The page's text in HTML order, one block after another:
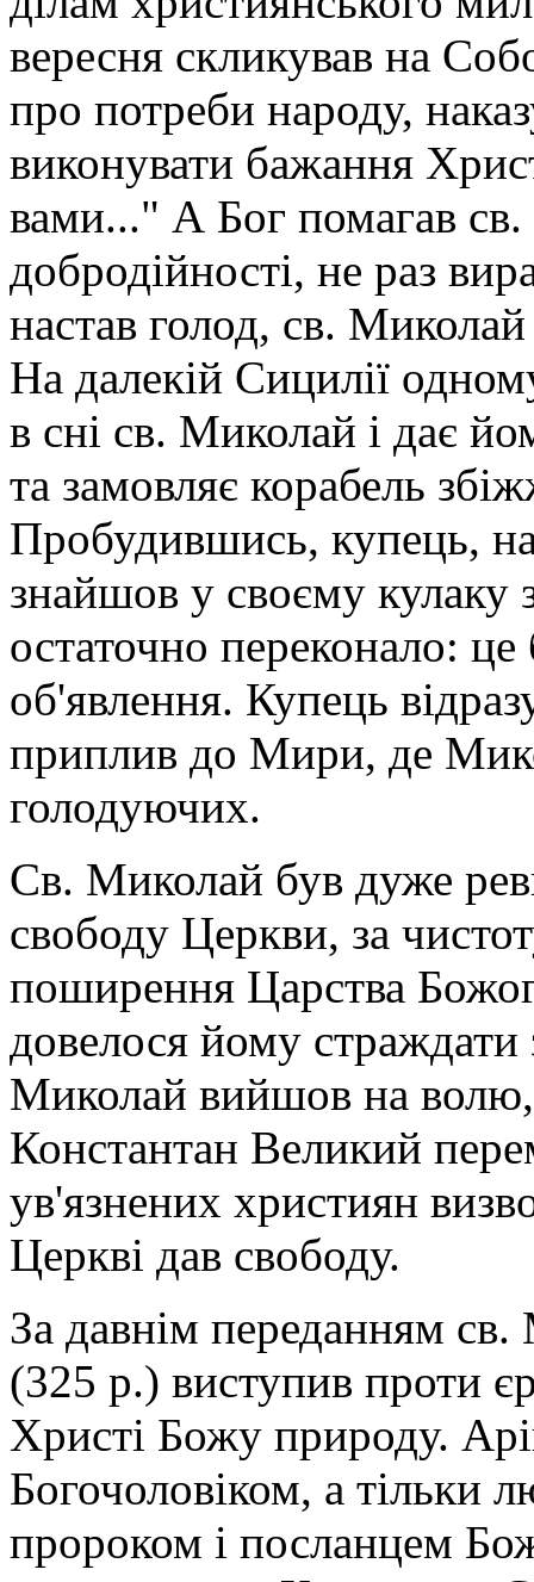
вересня скликував на
про потреби народу,
виконувати бажання
вами..." А Бог помагав
добродійності, не раз
настав голод, св.
На далекій Сицилії
в сні св. Миколай і дає
та замовляє корабель
Пробудившись, купець,
знайшов у своєму кулаку
остаточно переконало:
об'явлення. Купець
приплив до Мири, де
голодуючих.
Св. Миколай був дуже
свободу Церкви, за
поширення Царства
довелося йому
Миколай вийшов на
Константан Великий
ув'язнених християн
Церкві дав свободу.
За давнім переданням св.
(325 р.) виступив проти
Христі Божу природу.
Богочоловіком, а тільки
пророком і посланцем